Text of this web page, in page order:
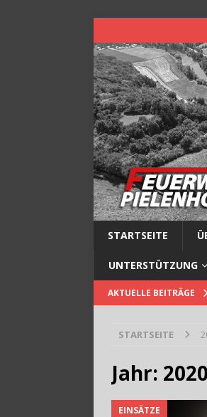
STARTSEITE
UNTERSTÜTZUNG
AKTUELLE BEITRÄGE
STARTSEITE
Jahr: 2020
EINSÄTZE